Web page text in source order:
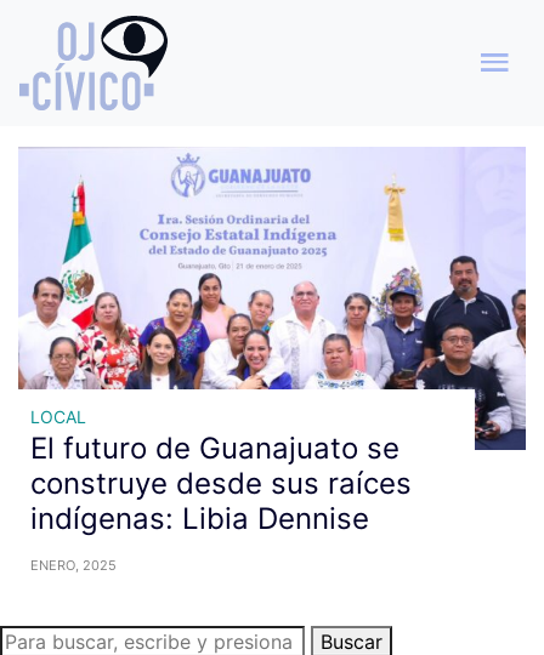
Archivo de etiquetas: FAIS
Guanajuato
LOCAL
El futuro de Guanajuato se
construye desde sus raíces
indígenas: Libia Dennise
ENERO, 2025
Buscar